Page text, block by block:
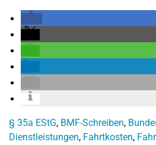
§ 35a EStG, BMF-Schreiben,
Dienstleistungen, Fahrtkosten,